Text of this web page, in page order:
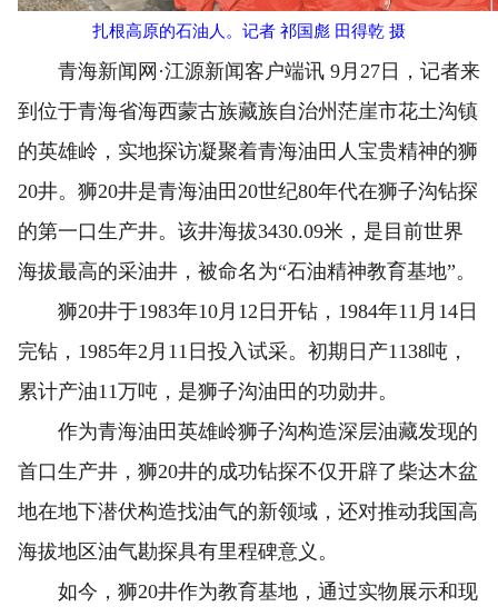
扎根高原的石油人。记者 祁国彪 田得乾 摄
青海新闻网·江源新闻客户端讯 9月27日，记者来
到位于青海省海西蒙古族藏族自治州茫崖市花土沟镇
的英雄岭，实地探访凝聚着青海油田人宝贵精神的狮
20井。狮20井是青海油田20世纪80年代在狮子沟钻探
的第一口生产井。该井海拔3430.09米，是目前世界
海拔最高的采油井，被命名为“石油精神教育基地”。
狮20井于1983年10月12日开钻，1984年11月14日
完钻，1985年2月11日投入试采。初期日产1138吨，
累计产油11万吨，是狮子沟油田的功勋井。
作为青海油田英雄岭狮子沟构造深层油藏发现的
首口生产井，狮20井的成功钻探不仅开辟了柴达木盆
地在地下潜伏构造找油气的新领域，还对推动我国高
海拔地区油气勘探具有里程碑意义。
如今，狮20井作为教育基地，通过实物展示和现